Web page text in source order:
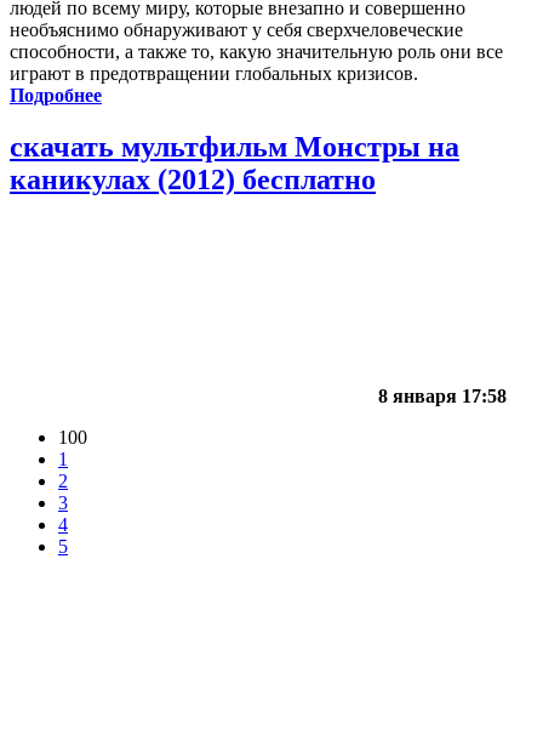
людей по всему миру, которые внезапно и совершенно
необъяснимо обнаруживают у себя сверхчеловеческие
способности, а также то, какую значительную роль они все
играют в предотвращении глобальных кризисов.
Подробнее
скачать мультфильм Монстры на
каникулах (2012) бесплатно
8 января 17:58
100
1
2
3
4
5